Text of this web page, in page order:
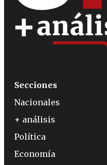
Secciones
Nacionales
+ análisis
Política
Economía